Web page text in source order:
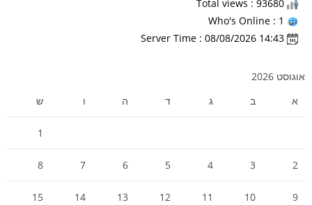
אוגוסט 2026
א
ב ג ד ה ו ש
1
2
3
4
5
6
7
8
9
10
11
12
13
14
15